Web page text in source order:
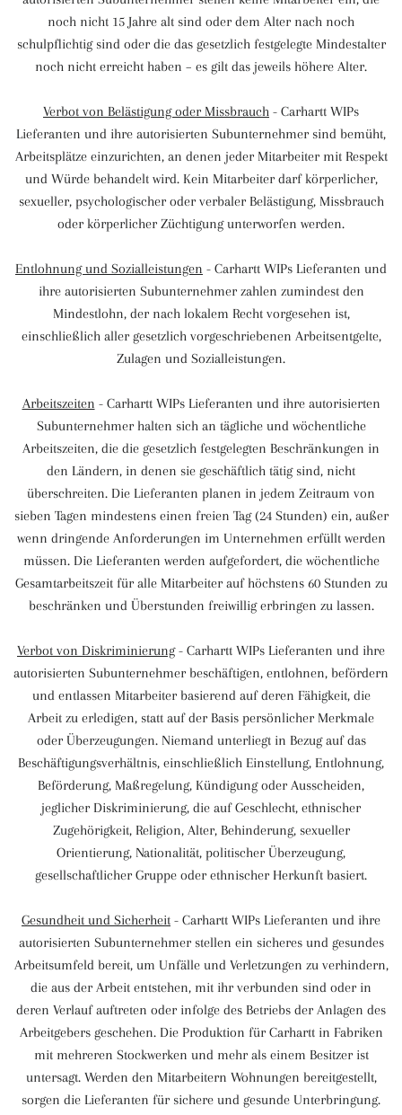
noch nicht 15 Jahre alt sind oder dem Alter nach noch
schulpflichtig sind oder die das gesetzlich festgelegte Mindestalter
noch nicht erreicht haben – es gilt das jeweils höhere Alter.
Verbot von Belästigung oder Missbrauch - Carhartt WIPs
Lieferanten und ihre autorisierten Subunternehmer sind bemüht,
Arbeitsplätze einzurichten, an denen jeder Mitarbeiter mit Respekt
und Würde behandelt wird. Kein Mitarbeiter darf körperlicher,
sexueller, psychologischer oder verbaler Belästigung, Missbrauch
oder körperlicher Züchtigung unterworfen werden.
Entlohnung und Sozialleistungen - Carhartt WIPs Lieferanten und
ihre autorisierten Subunternehmer zahlen zumindest den
Mindestlohn, der nach lokalem Recht vorgesehen ist,
einschließlich aller gesetzlich vorgeschriebenen Arbeitsentgelte,
Zulagen und Sozialleistungen.
Arbeitszeiten - Carhartt WIPs Lieferanten und ihre autorisierten
Subunternehmer halten sich an tägliche und wöchentliche
Arbeitszeiten, die die gesetzlich festgelegten Beschränkungen in
den Ländern, in denen sie geschäftlich tätig sind, nicht
überschreiten. Die Lieferanten planen in jedem Zeitraum von
sieben Tagen mindestens einen freien Tag (24 Stunden) ein, außer
wenn dringende Anforderungen im Unternehmen erfüllt werden
müssen. Die Lieferanten werden aufgefordert, die wöchentliche
Gesamtarbeitszeit für alle Mitarbeiter auf höchstens 60 Stunden zu
beschränken und Überstunden freiwillig erbringen zu lassen.
Verbot von Diskriminierung- Carhartt WIPs Lieferanten und ihre
autorisierten Subunternehmer beschäftigen, entlohnen, befördern
und entlassen Mitarbeiter basierend auf deren Fähigkeit, die
Arbeit zu erledigen, statt auf der Basis persönlicher Merkmale
oder Überzeugungen. Niemand unterliegt in Bezug auf das
Beschäftigungsverhältnis, einschließlich Einstellung, Entlohnung,
Beförderung, Maßregelung, Kündigung oder Ausscheiden,
jeglicher Diskriminierung, die auf Geschlecht, ethnischer
Zugehörigkeit, Religion, Alter, Behinderung, sexueller
Orientierung, Nationalität, politischer Überzeugung,
gesellschaftlicher Gruppe oder ethnischer Herkunft basiert.
Gesundheit und Sicherheit - Carhartt WIPs Lieferanten und ihre
autorisierten Subunternehmer stellen ein sicheres und gesundes
Arbeitsumfeld bereit, um Unfälle und Verletzungen zu verhindern,
die aus der Arbeit entstehen, mit ihr verbunden sind oder in
deren Verlauf auftreten oder infolge des Betriebs der Anlagen des
Arbeitgebers geschehen. Die Produktion für Carhartt in Fabriken
mit mehreren Stockwerken und mehr als einem Besitzer ist
untersagt. Werden den Mitarbeitern Wohnungen bereitgestellt,
sorgen die Lieferanten für sichere und gesunde Unterbringung.